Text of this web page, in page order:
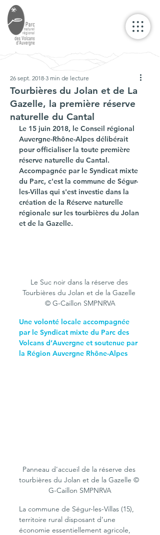
Tourbières du Jolan et de La
Gazelle, la première réserve
naturelle du Cantal
26 sept. 2018 3 min de lecture
Le 15 juin 2018, le Conseil régional
Auvergne-Rhône-Alpes délibérait
pour officialiser la toute première
réserve naturelle du Cantal.
Accompagnée par le Syndicat mixte
du Parc, c'est la commune de Ségur-
les-Villas qui s'est investie dans la
création de la Réserve naturelle
régionale sur les tourbières du Jolan
et de la Gazelle.
Le Suc noir dans la réserve des
Tourbières du Jolan et de la Gazelle
© G-Caillon SMPNRVA
Une volonté locale accompagnée
par le Syndicat mixte du Parc des
Volcans d’Auvergne et soutenue par
la Région Auvergne Rhône-Alpes
Panneau d'accueil de la réserve des
tourbières du Jolan et de la Gazelle ©
G-Caillon SMPNRVA
La commune de Ségur-les-Villas (15),
territoire rural disposant d’une
économie essentiellement agricole,